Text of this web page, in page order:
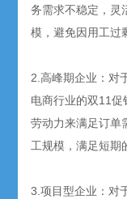
务需求不稳定，灵
模，避免因用工过
2.高峰期企业：对
电商行业的双11
劳动力来满足订单
工规模，满足短期
3.项目型企业：对